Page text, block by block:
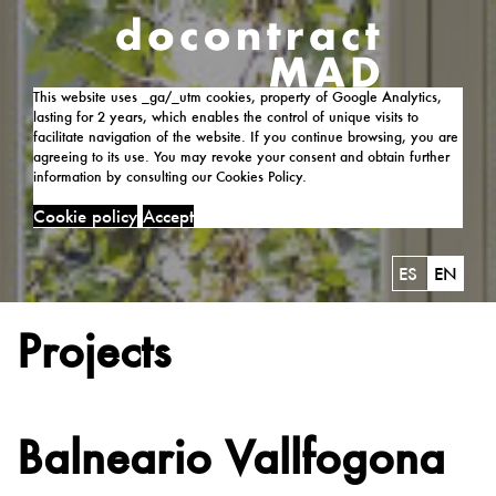
This website uses _ga/_utm cookies, property of Google Analytics,
lasting for 2 years, which enables the control of unique visits to
facilitate navigation of the website. If you continue browsing, you are
agreeing to its use. You may revoke your consent and obtain further
information by consulting our Cookies Policy.
Cookie policy Accept
ES EN
Projects
Balneario Vallfogona